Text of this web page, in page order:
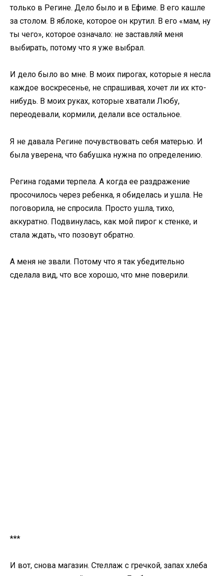
только в Регине. Дело было и в Ефиме. В его кашле
за столом. В яблоке, которое он крутил. В его «мам, ну
ты чего», которое означало: не заставляй меня
выбирать, потому что я уже выбрал.
И дело было во мне. В моих пирогах, которые я несла
каждое воскресенье, не спрашивая, хочет ли их кто-
нибудь. В моих руках, которые хватали Любу,
переодевали, кормили, делали все остальное.
Я не давала Регине почувствовать себя матерью. И
была уверена, что бабушка нужна по определению.
Регина годами терпела. А когда ее раздражение
просочилось через ребенка, я обиделась и ушла. Не
поговорила, не спросила. Просто ушла, тихо,
аккуратно. Подвинулась, как мой пирог к стенке, и
стала ждать, что позовут обратно.
А меня не звали. Потому что я так убедительно
сделала вид, что все хорошо, что мне поверили.
***
И вот, снова магазин. Стеллаж с гречкой, запах хлеба